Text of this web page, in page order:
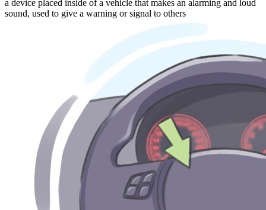
a device placed inside of a vehicle that makes an alarming and loud
sound, used to give a warning or signal to others